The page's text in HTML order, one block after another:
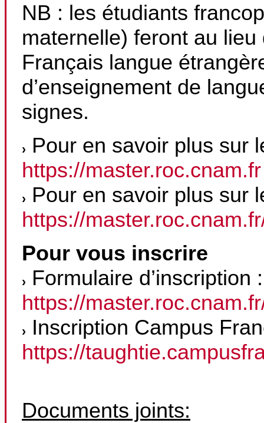
NB : les étudiants
maternelle) feront au lieu
Français langue
d’enseignement de
signes.
Pour en savoir plus sur
https://master.roc.cnam.fr
Pour en savoir plus sur
https://
Pour vous inscrire
Formulaire d’inscription :
https://
Inscription Campus
https://
Documents joints: